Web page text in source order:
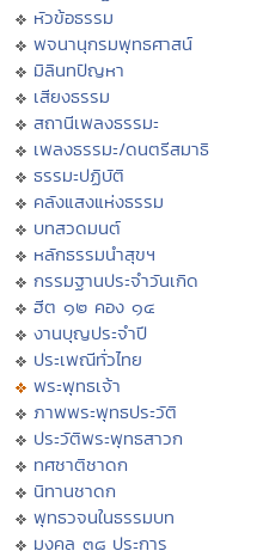
หัวข้อธรรม
พจนานุกรมพุทธศาสน์
มิลินทปัญหา
เสียงธรรม
สถานีเพลงธรรมะ
เพลงธรรมะ/ดนตรีสมาธิ
ธรรมะปฏิบัติ
คลังแสงแห่งธรรม
บทสวดมนต์
หลักธรรมนำสุขฯ
กรรมฐานประจำวันเกิด
ฮีต ๑๒ คอง ๑๔
งานบุญประจำปี
ประเพณีทั่วไทย
พระพุทธเจ้า
ภาพพระพุทธประวัติ
ประวัติพระพุทธสาวก
ทศชาติชาดก
นิทานชาดก
พุทธวจนในธรรมบท
มงคล ๓๘ ประการ